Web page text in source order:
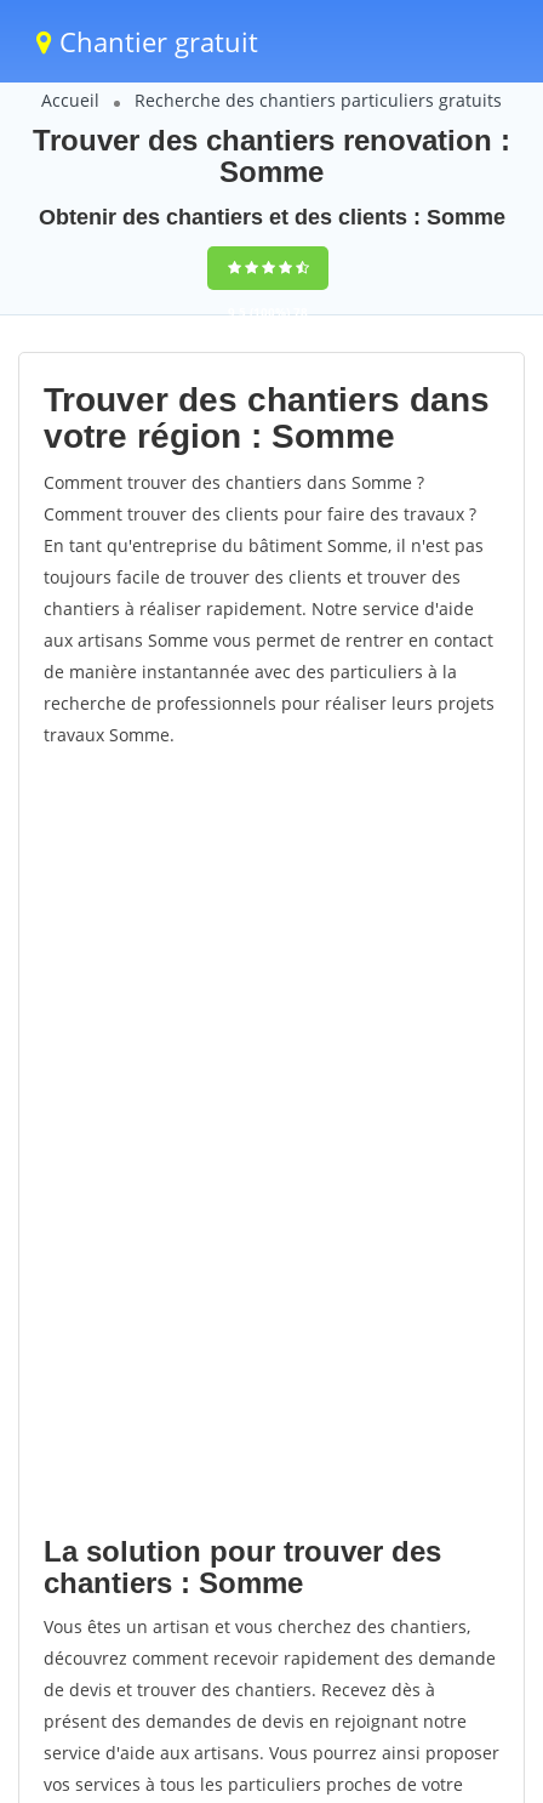
Chantier gratuit
Accueil Recherche des chantiers particuliers gratuits
Trouver des chantiers renovation :
Somme
Obtenir des chantiers et des clients : Somme
9,5(100%)78
votes
Trouver des chantiers dans
votre région : Somme
Comment trouver des chantiers dans Somme ?
Comment trouver des clients pour faire des travaux ?
En tant qu'entreprise du bâtiment Somme, il n'est pas
toujours facile de trouver des clients et trouver des
chantiers à réaliser rapidement. Notre service d'aide
aux artisans Somme vous permet de rentrer en contact
de manière instantannée avec des particuliers à la
recherche de professionnels pour réaliser leurs projets
travaux Somme.
La solution pour trouver des
chantiers : Somme
Vous êtes un artisan et vous cherchez des chantiers,
découvrez comment recevoir rapidement des demande
de devis et trouver des chantiers. Recevez dès à
présent des demandes de devis en rejoignant notre
service d'aide aux artisans. Vous pourrez ainsi proposer
vos services à tous les particuliers proches de votre